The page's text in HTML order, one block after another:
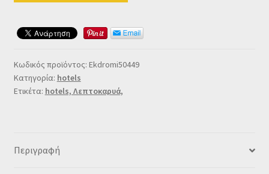
Κωδικός προϊόντος: Ekdromi50449
Κατηγορία: hotels
Ετικέτα: hotels, Λεπτοκαρυά,
Περιγραφή